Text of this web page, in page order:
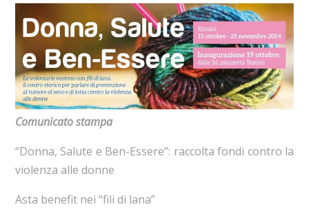
Comunicato stampa
“Donna, Salute e Ben-Essere”: raccolta fondi contro la
violenza alle donne
Asta benefit nei “fili di lana”